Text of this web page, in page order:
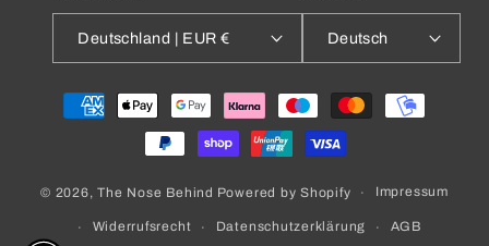
Deutschland | EUR € Deutsch
Zahlungsmethoden
© 2026,The Nose Behind Powered by Shopify Impressum
Widerrufsrecht Datenschutzerklärung AGB